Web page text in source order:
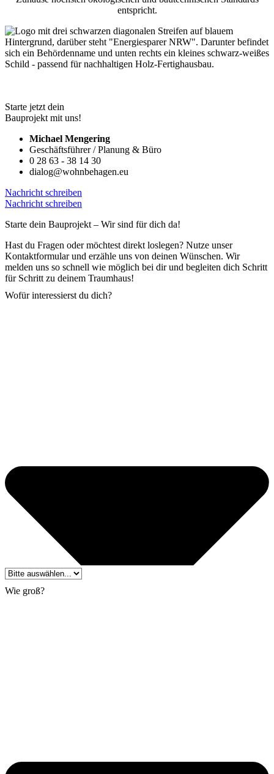
entspricht.
Starte jetzt dein
Bauprojekt mit uns!
Michael Mengering
Geschäftsführer / Planung & Büro
0 28 63 - 38 14 30
dialog@wohnbehagen.eu
Nachricht schreiben
Nachricht schreiben
Starte dein Bauprojekt – Wir sind für dich da!
Hast du Fragen oder möchtest direkt loslegen? Nutze unser
Kontaktformular und erzähle uns von deinen Wünschen. Wir
melden uns so schnell wie möglich bei dir und begleiten dich Schritt
für Schritt zu deinem Traumhaus!
Wofür interessierst du dich?
Wie groß?